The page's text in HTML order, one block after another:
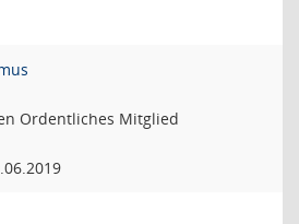
Ordentliches Mitglied